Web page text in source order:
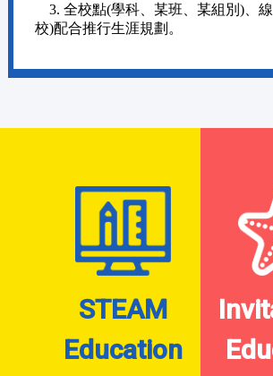
3. 全校點(學科、某班、某組別)、
校)配合推行生涯規劃。
STEAM
Education